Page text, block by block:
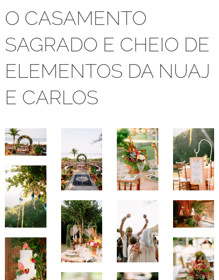
O CASAMENTO
SAGRADO E CHEIO DE
ELEMENTOS DA NUAJ
E CARLOS